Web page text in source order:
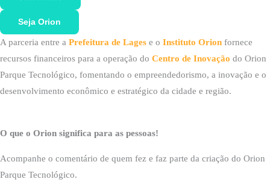
Seja Orion
A parceria entre a Prefeitura de Lages e o Instituto Orion fornece
recursos financeiros para a operação do Centro de Inovação do Orion
Parque Tecnológico, fomentando o empreendedorismo, a inovação e o
desenvolvimento econômico e estratégico da cidade e região.
O que o Orion significa para as pessoas!
Acompanhe o comentário de quem fez e faz parte da criação do Orion
Parque Tecnológico.